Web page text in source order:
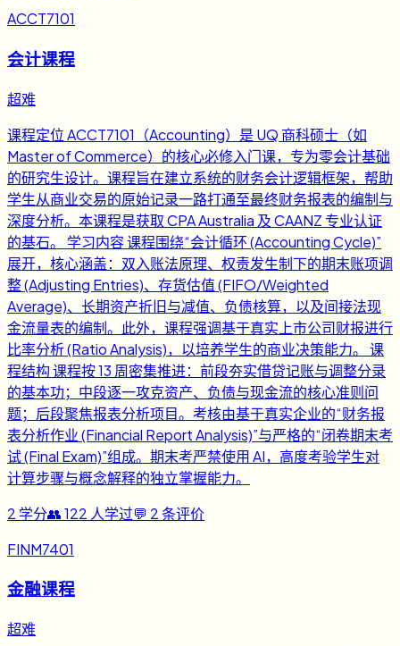
ACCT7101
会计课程
超难
课程定位 ACCT7101（Accounting）是 UQ 商科硕士（如
Master of Commerce）的核心必修入门课，专为零会计基础
的研究生设计。课程旨在建立系统的财务会计逻辑框架，帮助
学生从商业交易的原始记录一路打通至最终财务报表的编制与
深度分析。本课程是获取 CPA Australia 及 CAANZ 专业认证
的基石。 学习内容 课程围绕“会计循环 (Accounting Cycle)”
展开，核心涵盖：双入账法原理、权责发生制下的期末账项调
整 (Adjusting Entries)、存货估值 (FIFO/Weighted
Average)、长期资产折旧与减值、负债核算，以及间接法现
金流量表的编制。此外，课程强调基于真实上市公司财报进行
比率分析 (Ratio Analysis)，以培养学生的商业决策能力。 课
程结构 课程按 13 周密集推进：前段夯实借贷记账与调整分录
的基本功；中段逐一攻克资产、负债与现金流的核心准则问
题；后段聚焦报表分析项目。考核由基于真实企业的“财务报
表分析作业 (Financial Report Analysis)”与严格的“闭卷期末考
试 (Final Exam)”组成。期末考严禁使用 AI，高度考验学生对
计算步骤与概念解释的独立掌握能力。
2 学分👥122 人学过💬 2条评价
FINM7401
金融课程
超难